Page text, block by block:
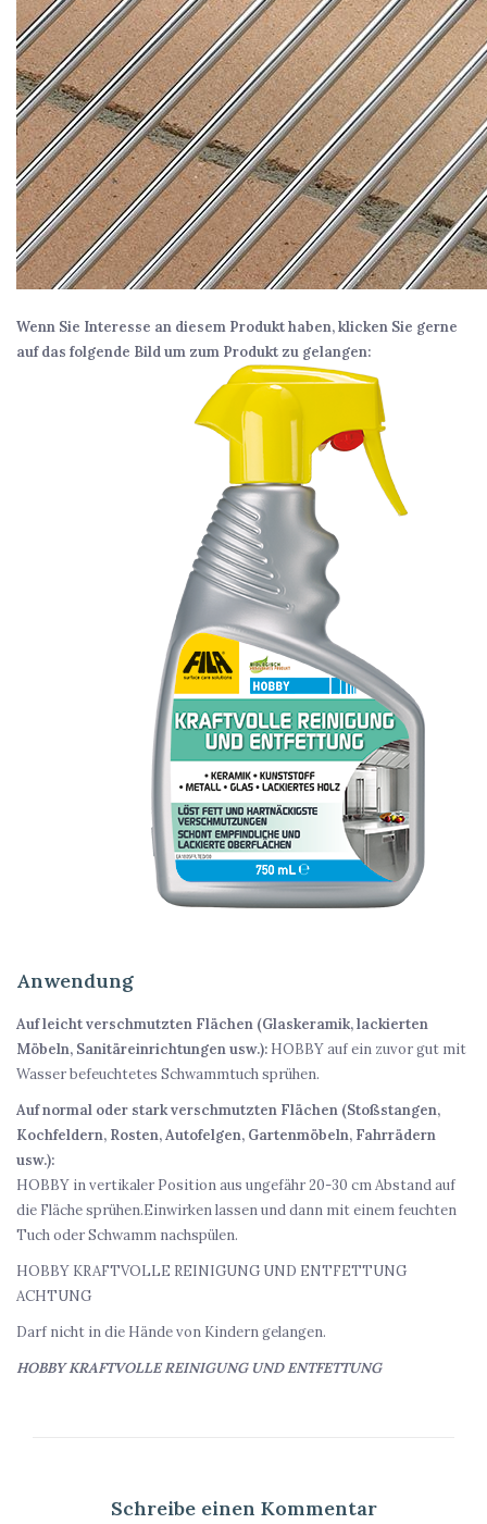
Wenn Sie Interesse an diesem Produkt haben, klicken Sie gerne
auf das folgende Bild um zum Produkt zu gelangen:
Anwendung
Auf leicht verschmutzten Flächen (Glaskeramik, lackierten
Möbeln, Sanitäreinrichtungen usw.): HOBBYauf ein zuvor gut mit
Wasser befeuchtetes Schwammtuch sprühen.
Auf normal oder stark verschmutzten Flächen (Stoßstangen,
Kochfeldern, Rosten, Autofelgen, Gartenmöbeln, Fahrrädern
usw.):
HOBBY in vertikaler Position aus ungefähr 20-30 cm Abstand auf
die Fläche sprühen.Einwirken lassen und dann mit einem feuchten
Tuch oder Schwamm nachspülen.
HOBBY KRAFTVOLLE REINIGUNG UND ENTFETTUNG
ACHTUNG
Darf nicht in die Hände von Kindern gelangen.
HOBBY KRAFTVOLLE REINIGUNG UND ENTFETTUNG
Schreibe einen Kommentar